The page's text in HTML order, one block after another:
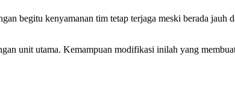
begitu kenyamanan tim tetap terjaga meski berada jauh
unit utama. Kemampuan modifikasi inilah yang